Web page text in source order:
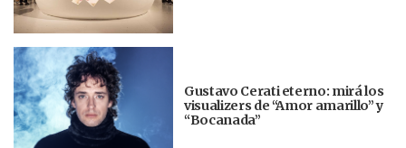
Gustavo Cerati eterno: mirá los
visualizers de “Amor amarillo” y
“Bocanada”